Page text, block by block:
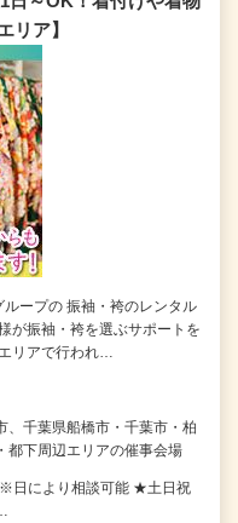
リア】
ループの 振袖・袴のレンタル
が振袖・袴を選ぶサポートを
リアで行われ…
、千葉県船橋市・千葉市・柏
都下周辺エリアの催事会場
日により相談可能 ★土日祝